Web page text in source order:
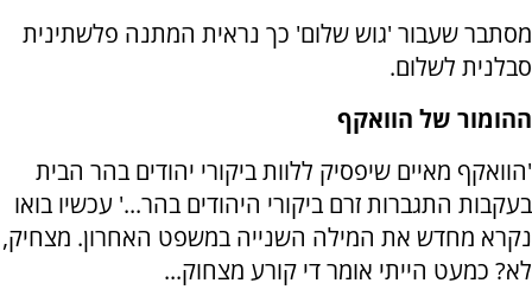
מסתבר שעבור 'גוש שלום' כך נראית המתנה פלשתינית
סבלנית לשלום.
ההומור של הוואקף
'הוואקף מאיים שיפסיק ללוות ביקורי יהודים בהר הבית
בעקבות התגברות זרם ביקורי היהודים בהר...' עכשיו בואו
נקרא מחדש את המילה השנייה במשפט האחרון. מצחיק,
לא? כמעט הייתי אומר די קורע מצחוק...